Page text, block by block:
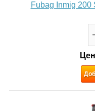
Fubag Inmig 200